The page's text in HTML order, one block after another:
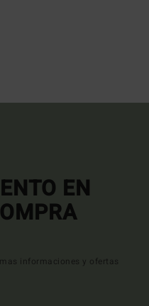
EN
informaciones y ofertas